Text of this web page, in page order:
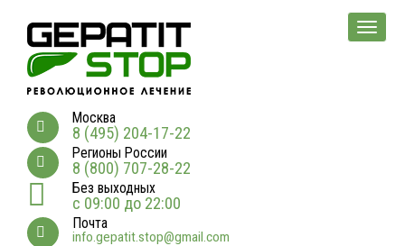
Москва
8 (495) 204-17-22
Регионы России
8 (800) 707-28-22
Без выходных
с 09:00 до 22:00
Почта
info.gepatit.stop@gmail.com